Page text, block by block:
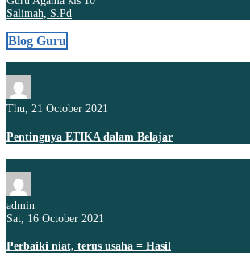
Salimah, S.Pd
Blog Guru
Thu, 21 October 2021
Pentingnya ETIKA dalam Belajar
admin
Sat, 16 October 2021
Perbaiki niat, terus usaha = Hasil